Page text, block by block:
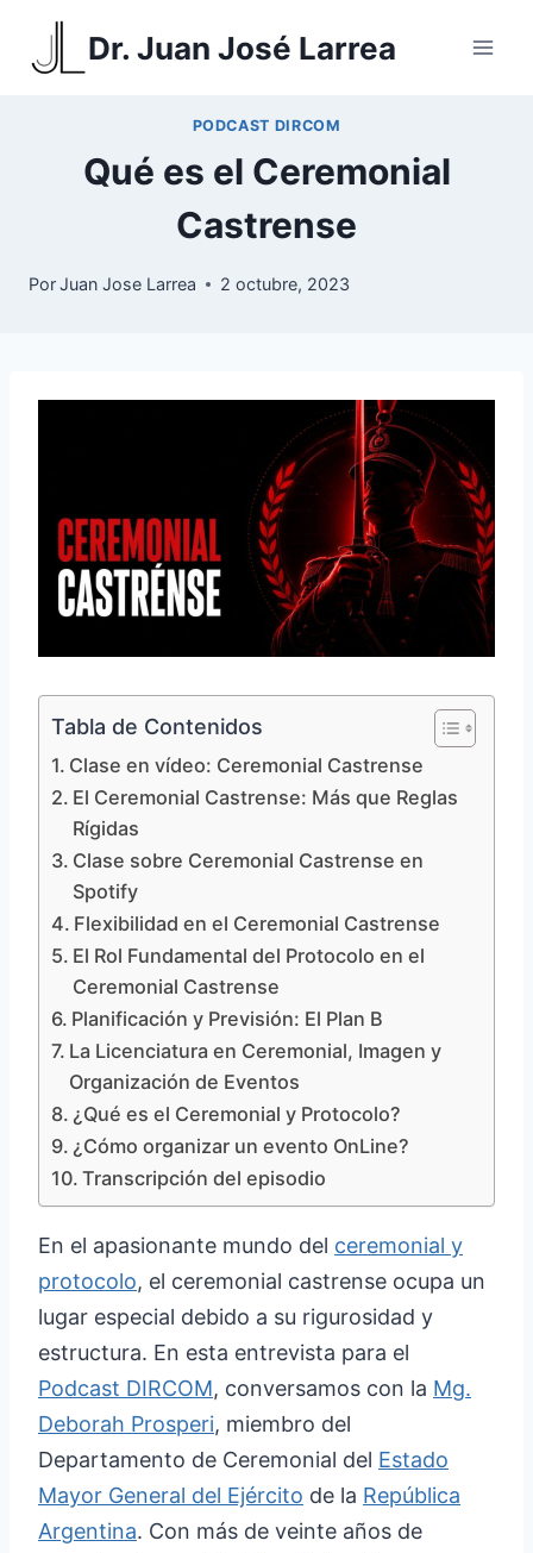
Saltar
Dr. Juan José Larrea
PODCAST DIRCOM
Qué es el Ceremonial
Castrense
PorJuan Jose Larrea 2 octubre, 2023
Tabla de Contenidos
Clase en vídeo: Ceremonial Castrense
El Ceremonial Castrense: Más que Reglas
Rígidas
Clase sobre Ceremonial Castrense en
Spotify
Flexibilidad en el Ceremonial Castrense
El Rol Fundamental del Protocolo en el
Ceremonial Castrense
Planificación y Previsión: El Plan B
La Licenciatura en Ceremonial, Imagen y
Organización de Eventos
¿Qué es el Ceremonial y Protocolo?
¿Cómo organizar un evento OnLine?
Transcripción del episodio
En el apasionante mundo del ceremonial y
protocolo, el ceremonial castrense ocupa un
lugar especial debido a su rigurosidad y
estructura. En esta entrevista para el
Podcast DIRCOM, conversamos con la Mg.
Deborah Prosperi, miembro del
Departamento de Ceremonial del Estado
Mayor General del Ejército de la República
Argentina. Con más de veinte años de